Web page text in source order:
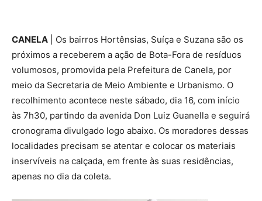
CANELA | Os bairros Hortênsias, Suíça e Suzana são os
próximos a receberem a ação de Bota-Fora de resíduos
volumosos, promovida pela Prefeitura de Canela, por
meio da Secretaria de Meio Ambiente e Urbanismo. O
recolhimento acontece neste sábado, dia 16, com início
às 7h30, partindo da avenida Don Luiz Guanella e seguirá
cronograma divulgado logo abaixo. Os moradores dessas
localidades precisam se atentar e colocar os materiais
inservíveis na calçada, em frente às suas residências,
apenas no dia da coleta.